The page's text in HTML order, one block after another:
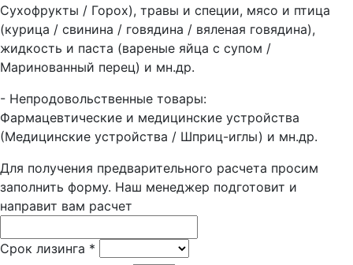
Сухофрукты / Горох), травы и специи, мясо и птица
(курица / свинина / говядина / вяленая говядина),
жидкость и паста (вареные яйца с супом /
Маринованный перец) и мн.др.
- Непродовольственные товары:
Фармацевтические и медицинские устройства
(Медицинские устройства / Шприц-иглы) и мн.др.
Для получения предварительного расчета просим
заполнить форму. Наш менеджер подготовит и
направит вам расчет
Срок лизинга *